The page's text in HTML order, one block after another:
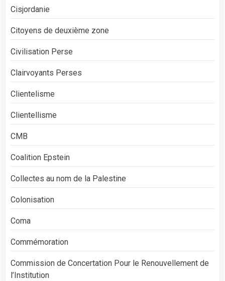
Cisjordanie
Citoyens de deuxième zone
Civilisation Perse
Clairvoyants Perses
Clientelisme
Clientellisme
CMB
Coalition Epstein
Collectes au nom de la Palestine
Colonisation
Coma
Commémoration
Commission de Concertation Pour le Renouvellement de
l’Institution